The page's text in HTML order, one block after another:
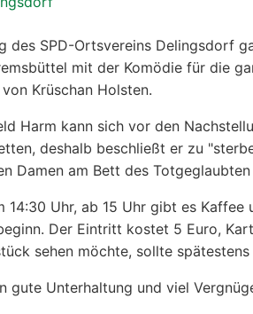
des SPD-Ortsvereins Delingsdorf
mit der Komödie für die
Krüschan Holsten.
Harm kann sich vor den
deshalb beschließt er zu
Damen am Bett des
14:30 Uhr, ab 15 Uhr gibt es
Der Eintritt kostet 5 Euro,
sehen möchte, sollte
gute Unterhaltung und viel